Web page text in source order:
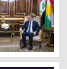
مسرور بارزانی